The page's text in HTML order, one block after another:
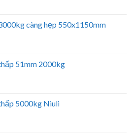
càng hẹp 550x1150mm
51mm 2000kg
5000kg Niuli